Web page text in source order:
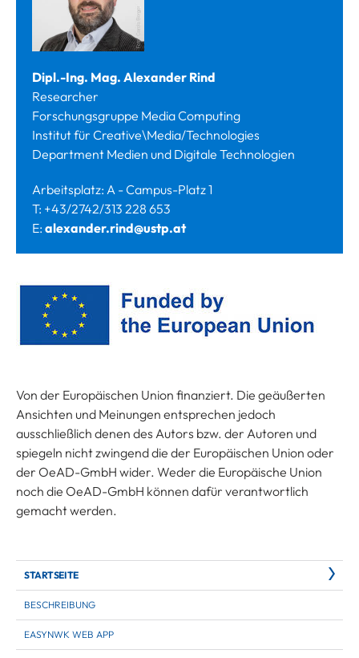
Dipl.-Ing. Mag. Alexander Rind
Researcher
Forschungsgruppe Media Computing
Institut für Creative\Media/Technologies
Department Medien und Digitale Technologien
Arbeitsplatz: A - Campus-Platz 1
T: +43/2742/313 228 653
E: alexander.rind@ustp.at
Von der Europäischen Union finanziert. Die geäußerten
Ansichten und Meinungen entsprechen jedoch
ausschließlich denen des Autors bzw. der Autoren und
spiegeln nicht zwingend die der Europäischen Union oder
der OeAD-GmbH wider. Weder die Europäische Union
noch die OeAD-GmbH können dafür verantwortlich
gemacht werden.
STARTSEITE
BESCHREIBUNG
EASYNWK WEB APP